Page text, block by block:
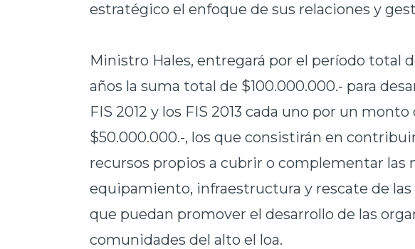
estratégico el enfoque de sus relaciones y
Ministro Hales, entregará por el período total
años la suma total de $100.000.000.- para
FIS 2012 y los FIS 2013 cada uno por un monto
$50.000.000.-, los que consistirán en
recursos propios a cubrir o complementar las
equipamiento, infraestructura y rescate de
que puedan promover el desarrollo de las
comunidades del alto el loa.